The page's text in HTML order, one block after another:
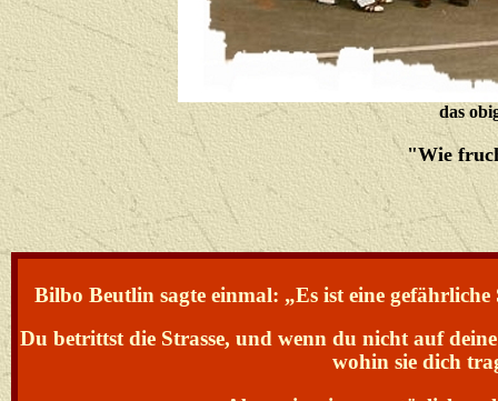
das
"Wie
Bilbo Beutlin sagte einmal: „Es ist eine
Du betrittst die Strasse, und wenn du nicht auf
wohin sie dich